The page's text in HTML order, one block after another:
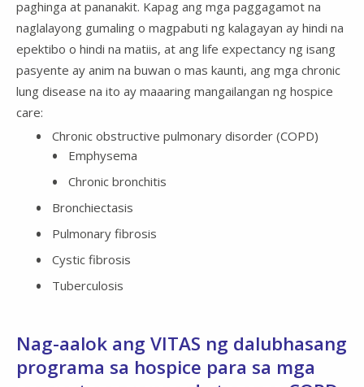
paghinga at pananakit. Kapag ang mga paggagamot na
naglalayong gumaling o magpabuti ng kalagayan ay hindi na
epektibo o hindi na matiis, at ang life expectancy ng isang
pasyente ay anim na buwan o mas kaunti, ang mga chronic
lung disease na ito ay maaaring mangailangan ng hospice
care:
Chronic obstructive pulmonary disorder (COPD)
Emphysema
Chronic bronchitis
Bronchiectasis
Pulmonary fibrosis
Cystic fibrosis
Tuberculosis
Nag-aalok ang VITAS ng dalubhasang
programa sa hospice para sa mga